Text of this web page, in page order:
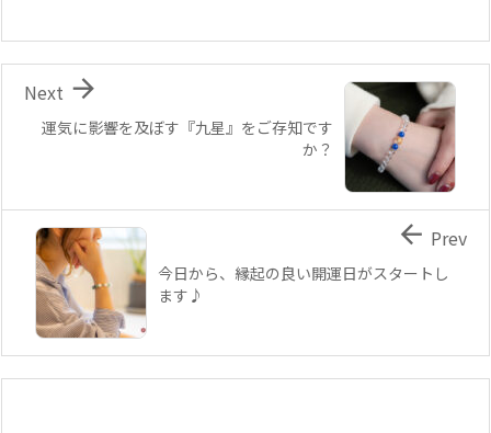
運気に影響を及ぼす『九星』をご存知です
か？

Next
今日から、縁起の良い開運日がスタートし
ます♪
 Prev